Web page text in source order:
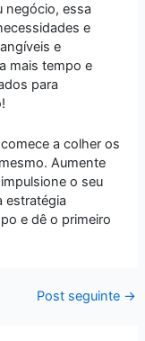
negócio, essa
e
e
mais tempo e
para
a colher os
Aumente
o seu
estratégia
e dê o primeiro
Post seguinte →